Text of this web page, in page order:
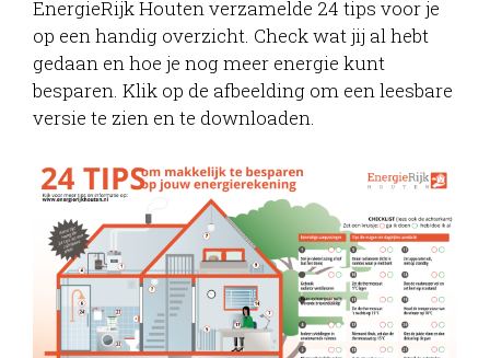
EnergieRijk Houten verzamelde 24 tips voor je
op een handig overzicht. Check wat jij al hebt
gedaan en hoe je nog meer energie kunt
besparen. Klik op de afbeelding om een leesbare
versie te zien en te downloaden.